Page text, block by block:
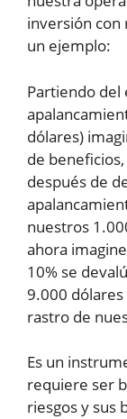
inversión con
un ejemplo:
Partiendo
dólares)
de
después de
nuestros
ahora
10% se
9.000
rastro de
Es un
requiere ser
riesgos y sus